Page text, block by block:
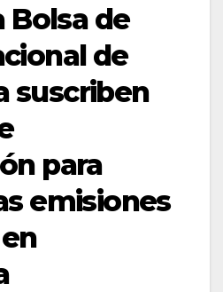
Bolsa de
de
suscriben
para
emisiones